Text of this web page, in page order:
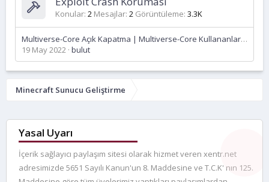
Konular 2 Mesajlar 2 Görüntüleme 3.3K
Multiverse-Core Açık Kapatma | Multiverse-Core Kullananların Dikkatine!
19 May 2022 bulut
Minecraft Sunucu Geliştirme
Yasal Uyarı
İçerik sağlayıcı paylaşım sitesi olarak hizmet veren xentr.net
adresimizde 5651 Sayılı Kanun'un 8. Maddesine ve T.C.K' nın 125.